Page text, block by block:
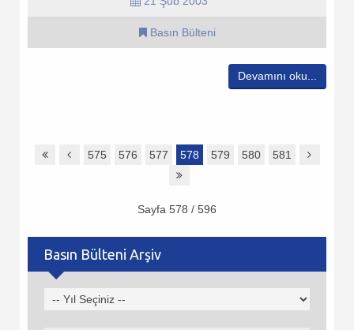
Basın Bülteni
Devamını oku...
575 576 577 578 579 580 581
Sayfa 578 / 596
Basın Bülteni Arşiv